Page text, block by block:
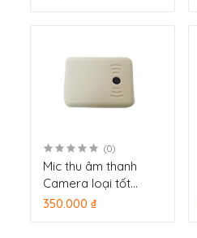
(0)
Mic thu âm thanh
Camera loại tốt
QTA-A4
350.000 ₫